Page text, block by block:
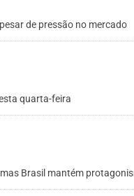
de pressão no mercado
quarta-feira
Brasil mantém